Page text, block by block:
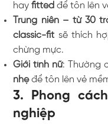
hayfitted để tôn lên
Trung niên – từ 30
classic-fit sẽ thích
chừng mực.
Giới tính nữ: Thường
nhẹđể tôn lên vẻ
3. Phong
nghiệp